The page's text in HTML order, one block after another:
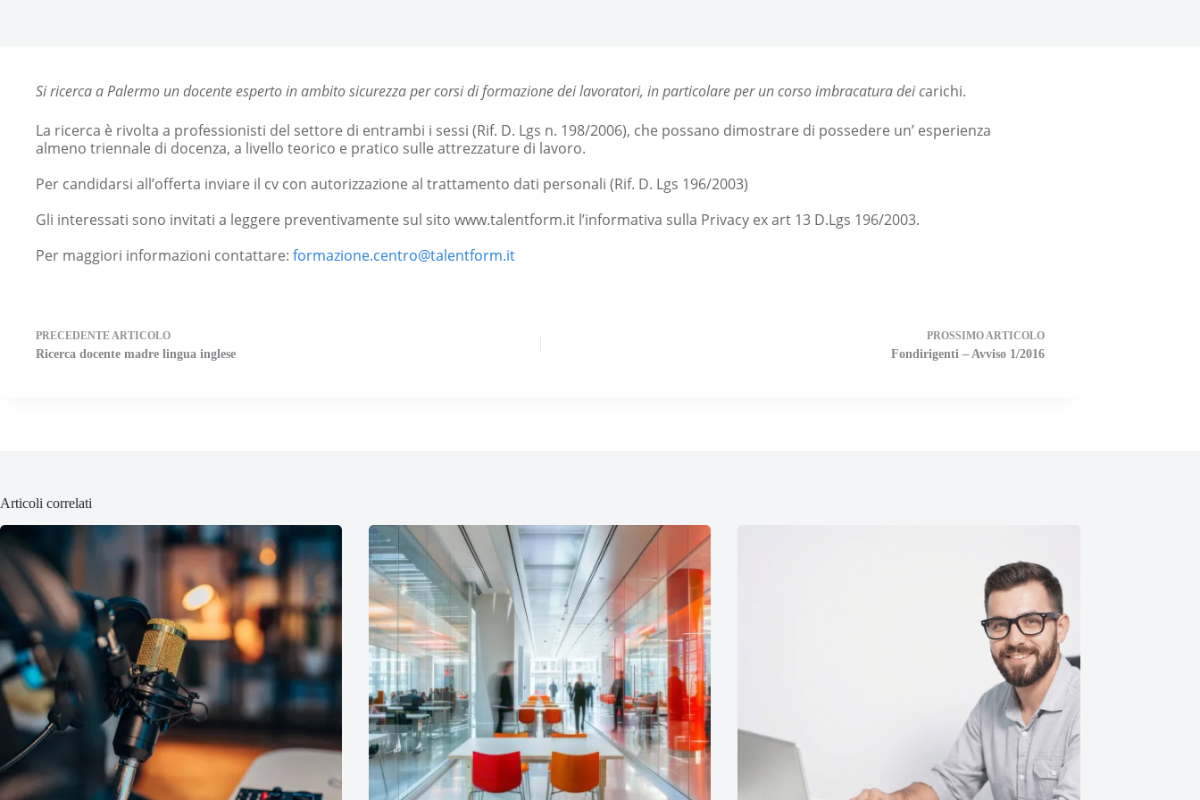
Si ricerca a Palermo un docente esperto in ambito sicurezza per corsi di formazione dei lavoratori, in particolare per un corso imbracatura dei carichi.
La ricerca è rivolta a professionisti del settore di entrambi i sessi (Rif. D. Lgs n. 198/2006), che possano dimostrare di possedere un’ esperienza
almeno triennale di docenza, a livello teorico e pratico sulle attrezzature di lavoro.
Per candidarsi all’offerta inviare il cv con autorizzazione al trattamento dati personali (Rif. D. Lgs 196/2003)
Gli interessati sono invitati a leggere preventivamente sul sito www.talentform.it l’informativa sulla Privacy ex art 13 D.Lgs 196/2003.
Per maggiori informazioni contattare: formazione.centro@talentform.it
PRECEDENTEARTICOLO
Ricerca docente madre lingua inglese
PROSSIMOARTICOLO
Fondirigenti – Avviso 1/2016
Articoli correlati